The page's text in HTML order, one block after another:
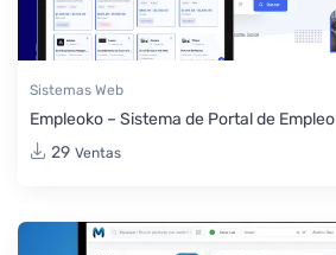
Sistemas Web
Empleoko – Sistema de Portal de Empleo
29 Ventas